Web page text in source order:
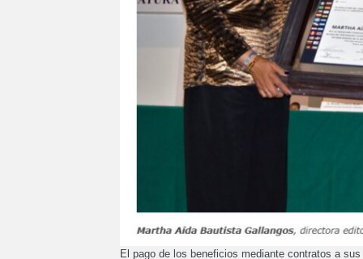
El pago de los beneficios mediante contratos a